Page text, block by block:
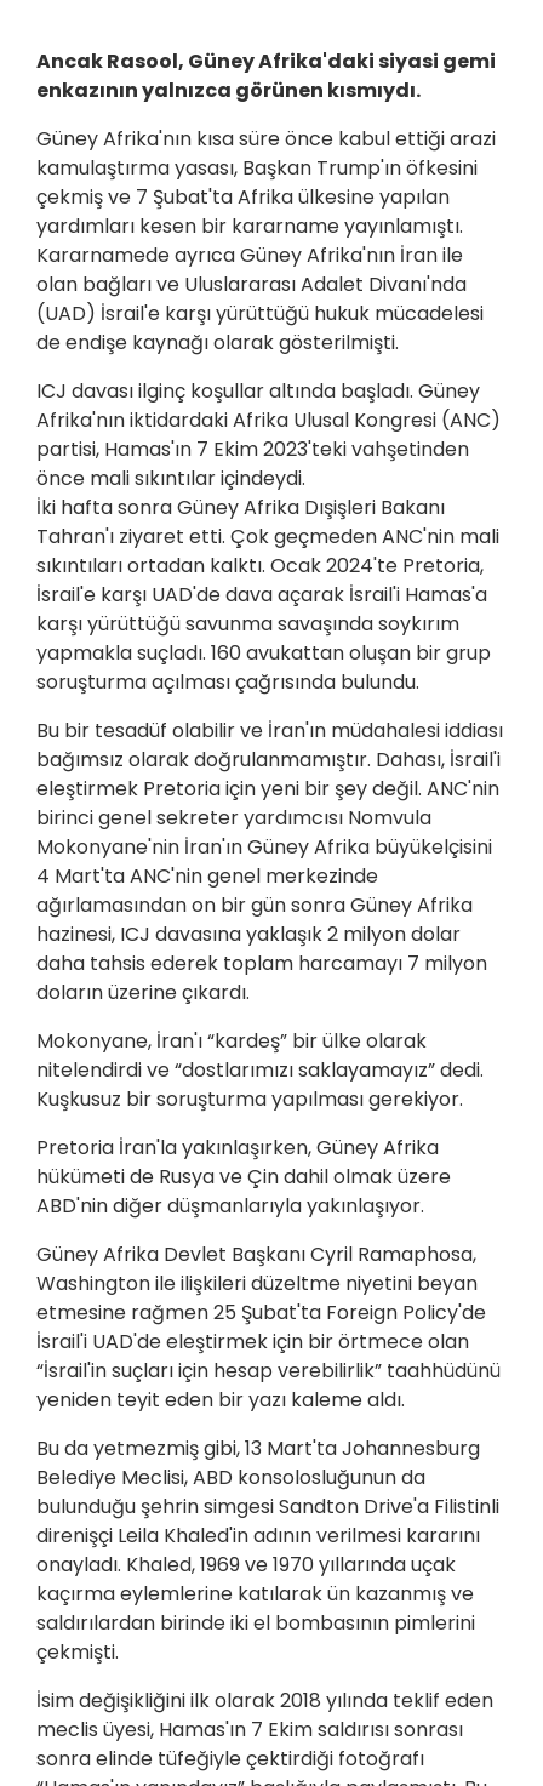
Ancak Rasool, Güney Afrika'daki siyasi gemi
enkazının yalnızca görünen kısmıydı.
Güney Afrika'nın kısa süre önce kabul ettiği arazi
kamulaştırma yasası, Başkan Trump'ın öfkesini
çekmiş ve 7 Şubat'ta Afrika ülkesine yapılan
yardımları kesen bir kararname yayınlamıştı.
Kararnamede ayrıca Güney Afrika'nın İran ile
olan bağları ve Uluslararası Adalet Divanı'nda
(UAD) İsrail'e karşı yürüttüğü hukuk mücadelesi
de endişe kaynağı olarak gösterilmişti.
ICJ davası ilginç koşullar altında başladı. Güney
Afrika'nın iktidardaki Afrika Ulusal Kongresi (ANC)
partisi, Hamas'ın 7 Ekim 2023'teki vahşetinden
önce mali sıkıntılar içindeydi.
İki hafta sonra Güney Afrika Dışişleri Bakanı
Tahran'ı ziyaret etti. Çok geçmeden ANC'nin mali
sıkıntıları ortadan kalktı. Ocak 2024'te Pretoria,
İsrail'e karşı UAD'de dava açarak İsrail'i Hamas'a
karşı yürüttüğü savunma savaşında soykırım
yapmakla suçladı. 160 avukattan oluşan bir grup
soruşturma açılması çağrısında bulundu.
Bu bir tesadüf olabilir ve İran'ın müdahalesi iddiası
bağımsız olarak doğrulanmamıştır. Dahası, İsrail'i
eleştirmek Pretoria için yeni bir şey değil. ANC'nin
birinci genel sekreter yardımcısı Nomvula
Mokonyane'nin İran'ın Güney Afrika büyükelçisini
4 Mart'ta ANC'nin genel merkezinde
ağırlamasından on bir gün sonra Güney Afrika
hazinesi, ICJ davasına yaklaşık 2 milyon dolar
daha tahsis ederek toplam harcamayı 7 milyon
doların üzerine çıkardı.
Mokonyane, İran'ı “kardeş” bir ülke olarak
nitelendirdi ve “dostlarımızı saklayamayız” dedi.
Kuşkusuz bir soruşturma yapılması gerekiyor.
Pretoria İran'la yakınlaşırken, Güney Afrika
hükümeti de Rusya ve Çin dahil olmak üzere
ABD'nin diğer düşmanlarıyla yakınlaşıyor.
Güney Afrika Devlet Başkanı Cyril Ramaphosa,
Washington ile ilişkileri düzeltme niyetini beyan
etmesine rağmen 25 Şubat'ta Foreign Policy'de
İsrail'i UAD'de eleştirmek için bir örtmece olan
“İsrail'in suçları için hesap verebilirlik” taahhüdünü
yeniden teyit eden bir yazı kaleme aldı.
Bu da yetmezmiş gibi, 13 Mart'ta Johannesburg
Belediye Meclisi, ABD konsolosluğunun da
bulunduğu şehrin simgesi Sandton Drive'a Filistinli
direnişçi Leila Khaled'in adının verilmesi kararını
onayladı. Khaled, 1969 ve 1970 yıllarında uçak
kaçırma eylemlerine katılarak ün kazanmış ve
saldırılardan birinde iki el bombasının pimlerini
çekmişti.
İsim değişikliğini ilk olarak 2018 yılında teklif eden
meclis üyesi, Hamas'ın 7 Ekim saldırısı sonrası
sonra elinde tüfeğiyle çektirdiği fotoğrafı